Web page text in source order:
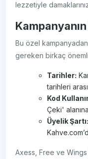
lezzetiyle
Bu özel
gereken birkaç
Tarihler:
tarihleri
Kod
Çeki'
Üyelik Şartı:
Axess, Free ve Wings